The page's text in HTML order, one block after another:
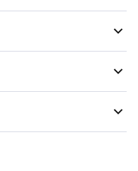
har en behagelig
stikkende følelse